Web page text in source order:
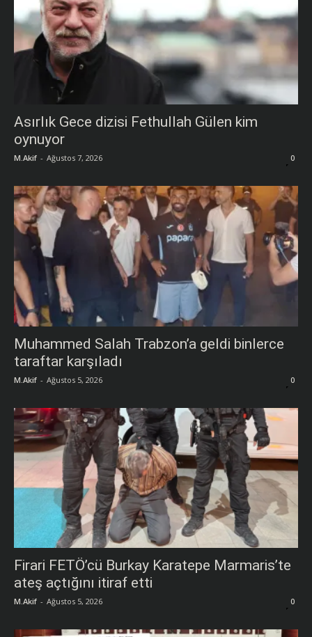
Asırlık Gece dizisi Fethullah Gülen kim
oynuyor
M.Akif - Ağustos 7, 2026 0
Muhammed Salah Trabzon’a geldi binlerce
taraftar karşıladı
M.Akif - Ağustos 5, 2026 0
Firari FETÖ’cü Burkay Karatepe Marmaris’te
ateş açtığını itiraf etti
M.Akif - Ağustos 5, 2026 0